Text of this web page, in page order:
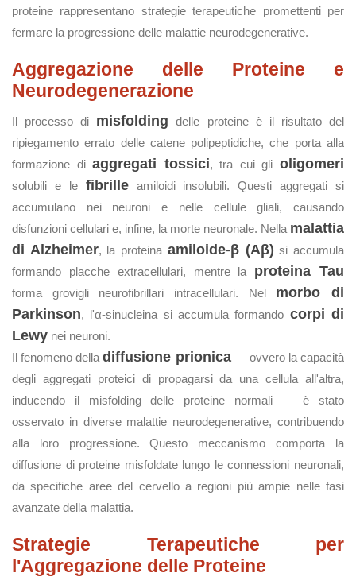
proteine rappresentano strategie terapeutiche promettenti per
fermare la progressione delle malattie neurodegenerative.
Aggregazione delle Proteine e
Neurodegenerazione
Il processo di misfolding delle proteine è il risultato del
ripiegamento errato delle catene polipeptidiche, che porta alla
formazione diaggregati tossici, tra cui glioligomeri
solubili e le fibrilleamiloidi insolubili. Questi aggregati si
accumulano nei neuroni e nelle cellule gliali, causando
disfunzioni cellulari e, infine, la morte neuronale. Nella malattia
di Alzheimer, la proteina amiloide-β (Aβ) si accumula
formando placche extracellulari, mentre la proteina Tau
forma grovigli neurofibrillari intracellulari. Nel morbo di
Parkinson, l'α-sinucleina si accumula formando corpi di
Lewy nei neuroni.
Il fenomeno delladiffusione prionica— ovvero la capacità
degli aggregati proteici di propagarsi da una cellula all'altra,
inducendo il misfolding delle proteine normali — è stato
osservato in diverse malattie neurodegenerative, contribuendo
alla loro progressione. Questo meccanismo comporta la
diffusione di proteine misfoldate lungo le connessioni neuronali,
da specifiche aree del cervello a regioni più ampie nelle fasi
avanzate della malattia.
Strategie Terapeutiche per
l'Aggregazione delle Proteine